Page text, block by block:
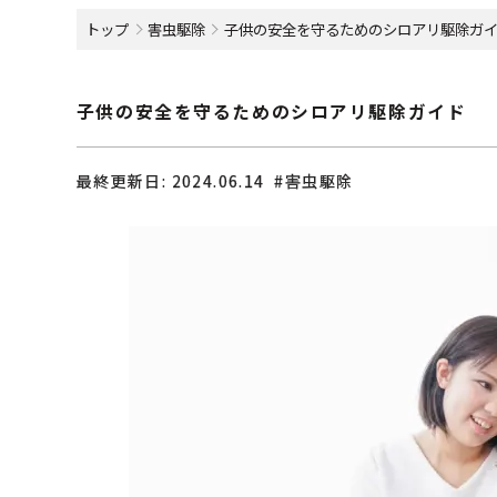
トップ 害虫駆除 子供の安全を守るためのシロアリ駆除ガ
子供の安全を守るためのシロアリ駆除ガイド
最終更新日: 2024.06.14 #害虫駆除